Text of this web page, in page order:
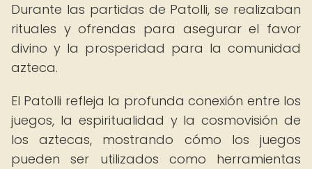
Durante las partidas de Patolli, se realizaban
rituales y ofrendas para asegurar el favor
divino y la prosperidad para la comunidad
azteca.
El Patolli refleja la profunda conexión entre los
juegos, la espiritualidad y la cosmovisión de
los aztecas, mostrando cómo los juegos
pueden ser utilizados como herramientas